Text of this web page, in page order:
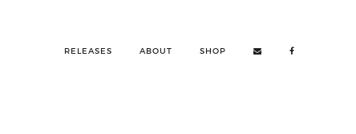
RELEASES ABOUT SHOP